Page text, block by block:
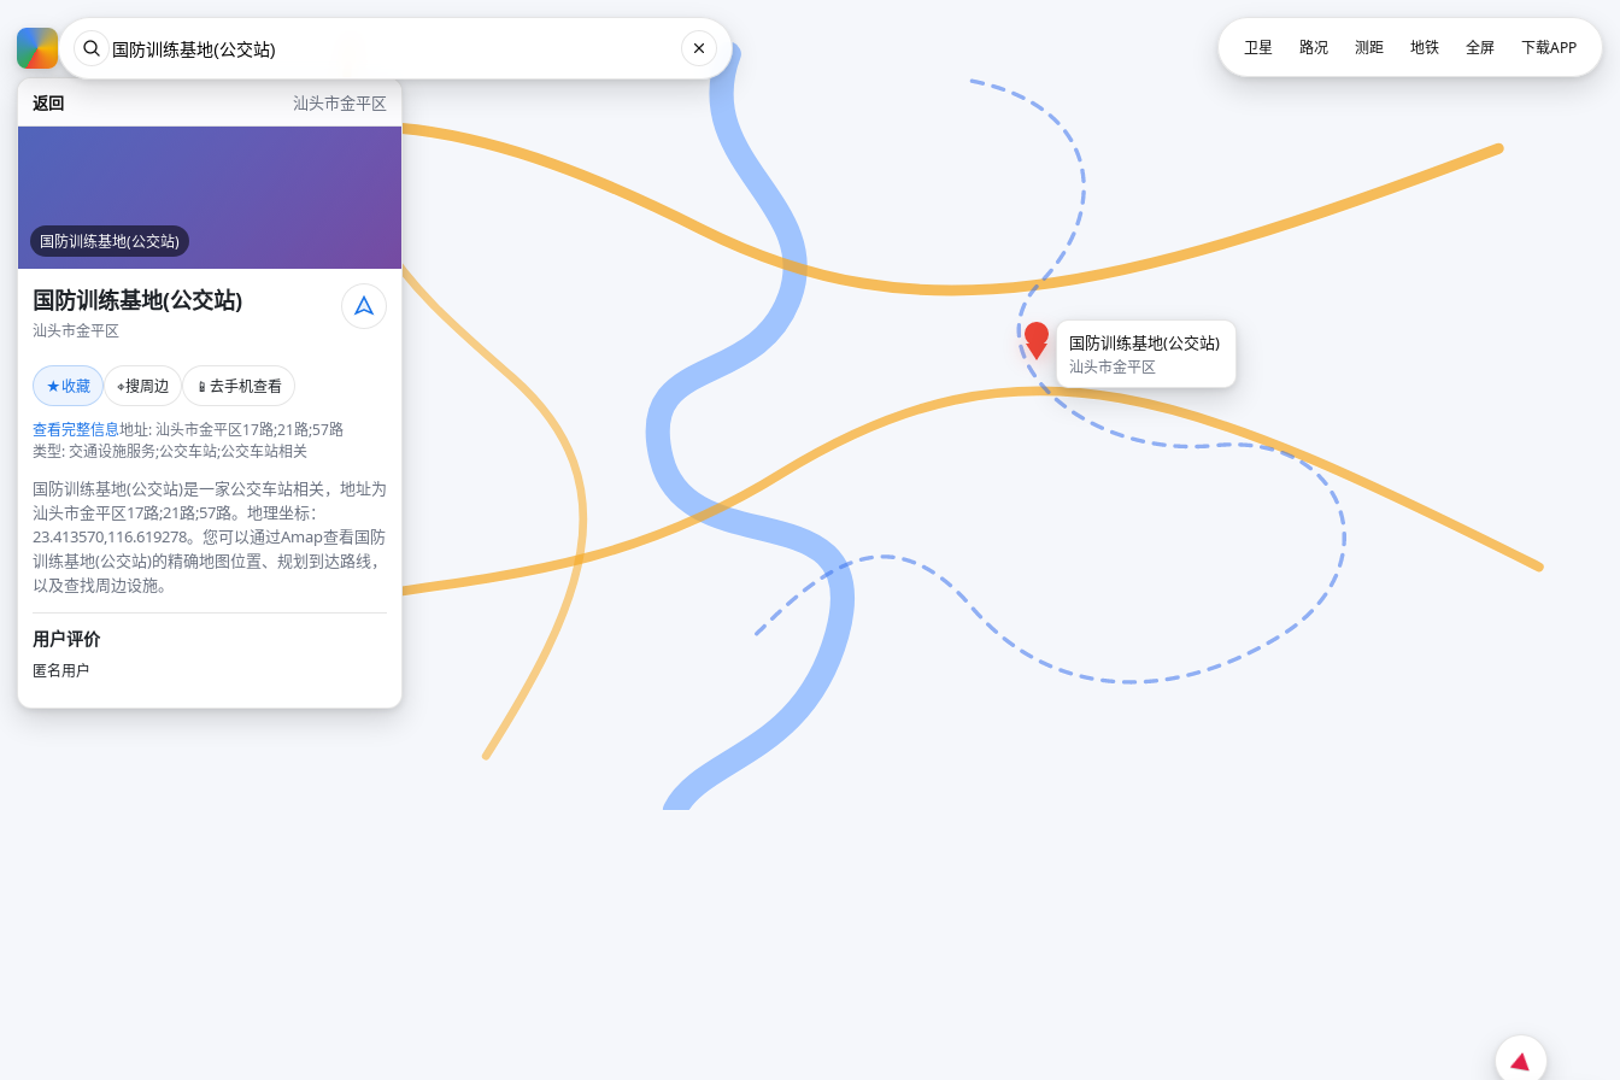
返回 汕头市金平区
国防训练基地(公交站)
国防训练基地(公交站)
汕头市金平区
★收藏 ⌖搜周边 📱 去手机查看
查看完整信息地址: 汕头市金平区17路;21路;57路
类型: 交通设施服务;公交车站;公交车站相关
国防训练基地(公交站)是一家公交车站相关，地址为
汕头市金平区17路;21路;57路。地理坐标：
23.413570,116.619278。您可以通过Amap查看国防
训练基地(公交站)的精确地图位置、规划到达路线，
以及查找周边设施。
用户评价
匿名用户
国防训练基地(公交站)
汕头市金平区
卫星 路况 测距 地铁 全屏 下载APP